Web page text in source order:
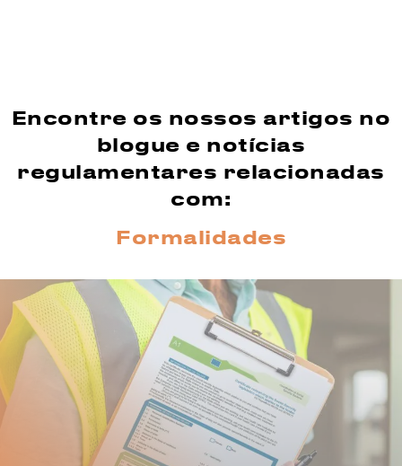
Encontre os nossos artigos no
blogue e notícias
regulamentares relacionadas
com:
Formalidades